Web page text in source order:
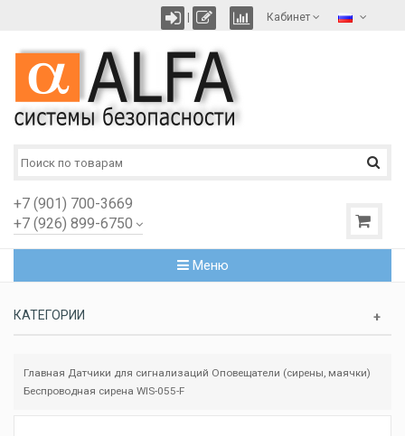
Кабинет
+7 (901) 700-3669
+7 (926) 899-6750
Меню
КАТЕГОРИИ
Главная Датчики для сигнализаций Оповещатели (сирены, маячки)
Беспроводная сирена WIS-055-F